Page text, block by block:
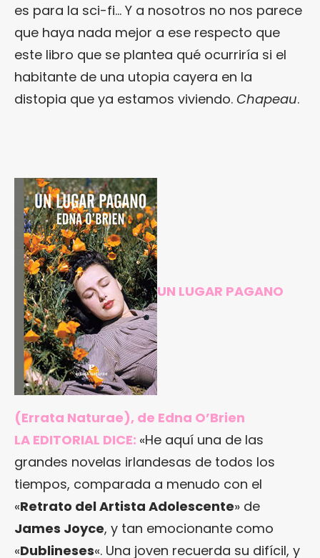
es para la sci-fi… Y a nosotros no nos parece
que haya nada mejor a ese respecto que
este libro que se plantea qué ocurriría si el
habitante de una utopia cayera en la
distopia que ya estamos viviendo. Chapeau.
UN LUGAR PAGANO
(Errata Naturae), de Edna O’Brien
LA EDITORIAL DICE: «He aquí una de las
grandes novelas irlandesas de todos los
tiempos, comparada a menudo con el
«Retrato del Artista Adolescente» de
James Joyce, y tan emocionante como
«Dublineses«. Una joven recuerda su difícil, y